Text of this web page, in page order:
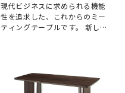
現代ビジネスに求められる機能
性を追求した、これからのミー
ティングテーブルです。 新しい